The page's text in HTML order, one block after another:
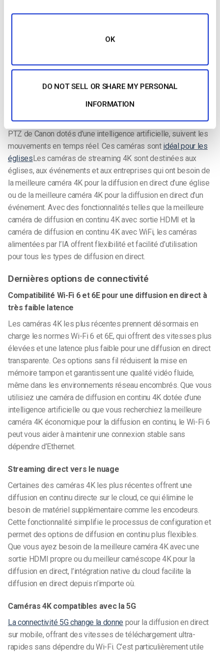
OK
DO NOT SELL OR SHARE MY PERSONAL
INFORMATION
caméra 4K pour le streaming Twitch, la meilleure caméra 4K
Live afin de diffuser des streams de haute qualité quelles
Suivi PTZ alimenté par l’IA
Certaines caméras avancées, comme les nouveaux modèles
PTZ de Canon dotés d’une intelligence artificielle, suivent les
mouvements en temps réel. Ces caméras sont idéal pour les
églisesLes caméras de streaming 4K sont destinées aux
églises, aux événements et aux entreprises qui ont besoin de
la meilleure caméra 4K pour la diffusion en direct d’une église
ou de la meilleure caméra 4K pour la diffusion en direct d’un
événement. Avec des fonctionnalités telles que la meilleure
caméra de diffusion en continu 4K avec sortie HDMI et la
caméra de diffusion en continu 4K avec WiFi, les caméras
alimentées par l’IA offrent flexibilité et facilité d’utilisation
pour tous les types de diffusion en direct.
Dernières options de connectivité
Compatibilité Wi-Fi 6 et 6E pour une diffusion en direct à
très faible latence
Les caméras 4K les plus récentes prennent désormais en
charge les normes Wi-Fi 6 et 6E, qui offrent des vitesses plus
élevées et une latence plus faible pour une diffusion en direct
transparente. Ces options sans fil réduisent la mise en
mémoire tampon et garantissent une qualité vidéo fluide,
même dans les environnements réseau encombrés. Que vous
utilisiez une caméra de diffusion en continu 4K dotée d’une
intelligence artificielle ou que vous recherchiez la meilleure
caméra 4K économique pour la diffusion en continu, le Wi-Fi 6
peut vous aider à maintenir une connexion stable sans
dépendre d’Ethernet.
Streaming direct vers le nuage
Certaines des caméras 4K les plus récentes offrent une
diffusion en continu directe sur le cloud, ce qui élimine le
besoin de matériel supplémentaire comme les encodeurs.
Cette fonctionnalité simplifie le processus de configuration et
permet des options de diffusion en continu plus flexibles.
Que vous ayez besoin de la meilleure caméra 4K avec une
sortie HDMI propre ou du meilleur caméscope 4K pour la
diffusion en direct, l’intégration native du cloud facilite la
diffusion en direct depuis n’importe où.
Caméras 4K compatibles avec la 5G
La connectivité 5G change la donne pour la diffusion en direct
sur mobile, offrant des vitesses de téléchargement ultra-
rapides sans dépendre du Wi-Fi. C’est particulièrement utile